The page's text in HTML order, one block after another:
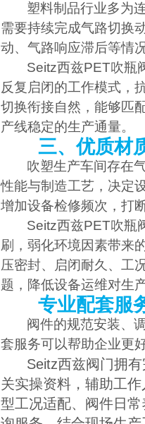
塑料制品行业多为
需要持续完成气路切换
动、气路响应滞后等情
Seitz西兹PET吹瓶
反复启闭的工作模式，
切换衔接自然，能够匹
产线稳定的生产通量。
三、优质材
吹塑生产车间存在
性能与制造工艺，决定
增加设备检修频次，打
Seitz西兹PET吹瓶
刷，弱化环境因素带来
压密封、启闭耐久、工
题，降低设备运维对生
专业配套服
阀件的规范安装、
套服务可以帮助企业更
Seitz西兹阀门拥
关实操资料，辅助工
型工况适配、阀件日